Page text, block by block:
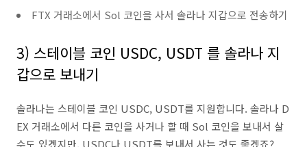
FTX 거래소에서 Sol 코인을 사서 솔라나 지갑으로 전송하기
3) 스테이블 코인 USDC, USDT 를 솔라나 지
갑으로 보내기
솔라나는 스테이블 코인 USDC, USDT를 지원합니다. 솔라나 D
EX 거래소에서 다른 코인을 사거나 할 때 Sol 코인을 보내서 살
수도 있겠지만, USDC나 USDT를 보내서 사는 것도 좋겠죠?